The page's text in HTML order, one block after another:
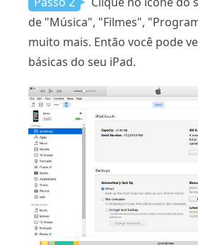
de "Música", "Filmes",
muito mais. Então você pode
básicas do seu iPad.